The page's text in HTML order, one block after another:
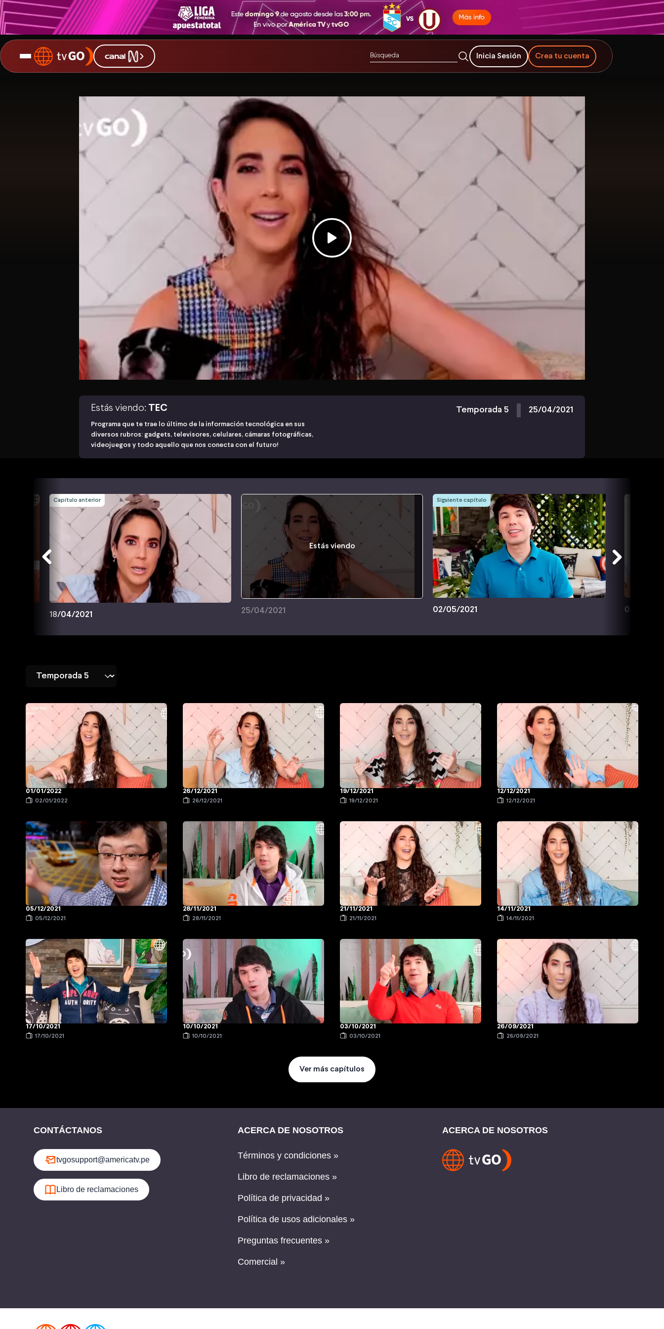
Inicia Sesión Crea tu cuenta
Estás viendo: TEC
Programa que te trae lo último de la información tecnológica en sus
diversos rubros: gadgets, televisores, celulares, cámaras fotográficas,
videojuegos y todo aquello que nos conecta con el futuro!
Temporada 5 25/04/2021
Capítulo anterior
18/04/2021
Estás viendo
25/04/2021
Siguiente capítulo
02/05/2021 09/05/
01/01/2022
02/01/2022
26/12/2021
26/12/2021
19/12/2021
19/12/2021
12/12/2021
12/12/2021
05/12/2021
05/12/2021
28/11/2021
28/11/2021
21/11/2021
21/11/2021
14/11/2021
14/11/2021
17/10/2021
17/10/2021
10/10/2021
10/10/2021
03/10/2021
03/10/2021
26/09/2021
26/09/2021
Ver más capítulos
CONTÁCTANOS
tvgosupport@americatv.pe
Libro de reclamaciones
ACERCA DE NOSOTROS
Términos y condiciones »
Libro de reclamaciones »
Política de privacidad »
Política de usos adicionales »
Preguntas frecuentes »
Comercial »
ACERCA DE NOSOTROS